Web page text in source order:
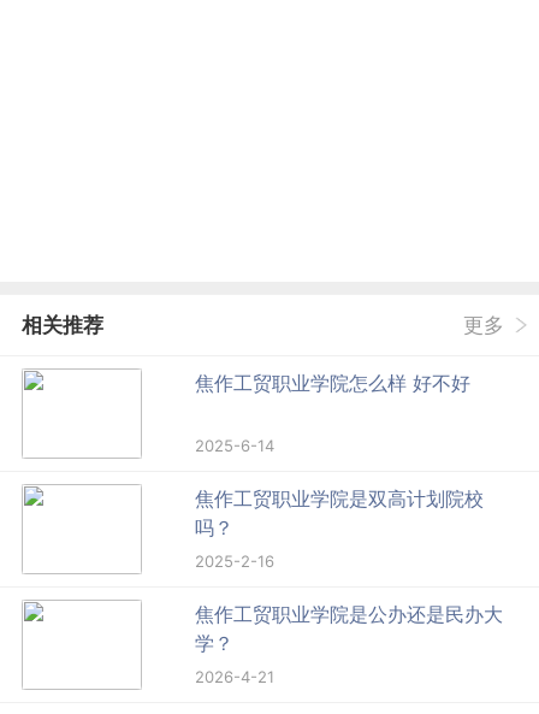
相关推荐 更多
焦作工贸职业学院怎么样 好不好
2025-6-14
焦作工贸职业学院是双高计划院校
吗？
2025-2-16
焦作工贸职业学院是公办还是民办大
学？
2026-4-21